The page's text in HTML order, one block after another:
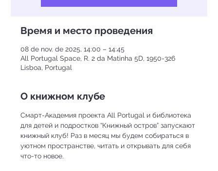
Время и место проведения
08 de nov. de 2025, 14:00 – 14:45
All Portugal Space, R. 2 da Matinha 5D, 1950-326
Lisboa, Portugal
О книжном клубе
Смарт-Академия проекта All Portugal и библиотека
для детей и подростков “Книжный остров” запускают
книжный клуб! Раз в месяц мы будем собираться в
уютном пространстве, читать и открывать для себя
что-то новое.